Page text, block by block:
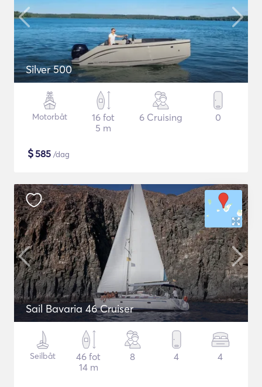
Silver 500
Motorbåt
16 fot
5 m
6 Cruising 0
$585 /dag
Sail Bavaria 46 Cruiser
Seilbåt
46 fot
14 m
8 4 4